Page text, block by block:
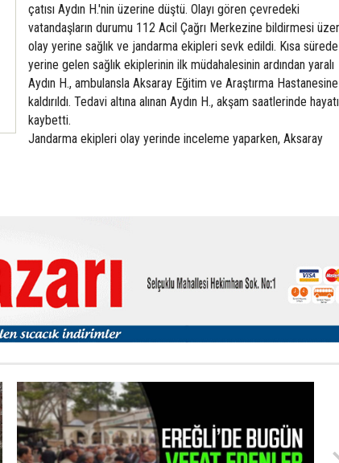
çatısı Aydın H.'nin üzerine düştü. Olayı gören çevredeki
vatandaşların durumu 112 Acil Çağrı Merkezine bildirmesi
olay yerine sağlık ve jandarma ekipleri sevk edildi. Kısa
yerine gelen sağlık ekiplerinin ilk müdahalesinin ardından yaralı
Aydın H., ambulansla Aksaray Eğitim ve Araştırma Hastanesine
kaldırıldı. Tedavi altına alınan Aydın H., akşam saatlerinde
kaybetti.
Jandarma ekipleri olay yerinde inceleme yaparken, Aksaray